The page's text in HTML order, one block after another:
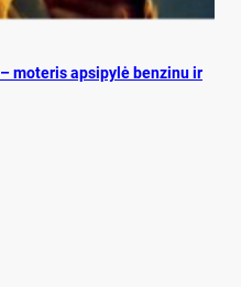
mo­te­ris ap­si­py­lė ben­zi­nu ir